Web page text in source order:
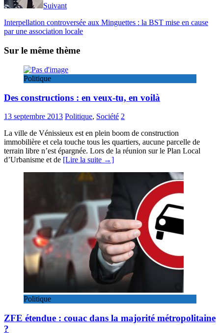
Suivant
Interpellation controversée aux Minguettes : la BST mise en cause
par une association locale
Sur le même thème
Politique
Des constructions : en veux-tu, en voilà
13 septembre 2013 Politique, Société 2
La ville de Vénissieux est en plein boom de construction
immobilière et cela touche tous les quartiers, aucune parcelle de
terrain libre n’est épargnée. Lors de la réunion sur le Plan Local
d’Urbanisme et de [Lire la suite →]
Politique
ZFE étendue : couac dans la majorité métropolitaine
?